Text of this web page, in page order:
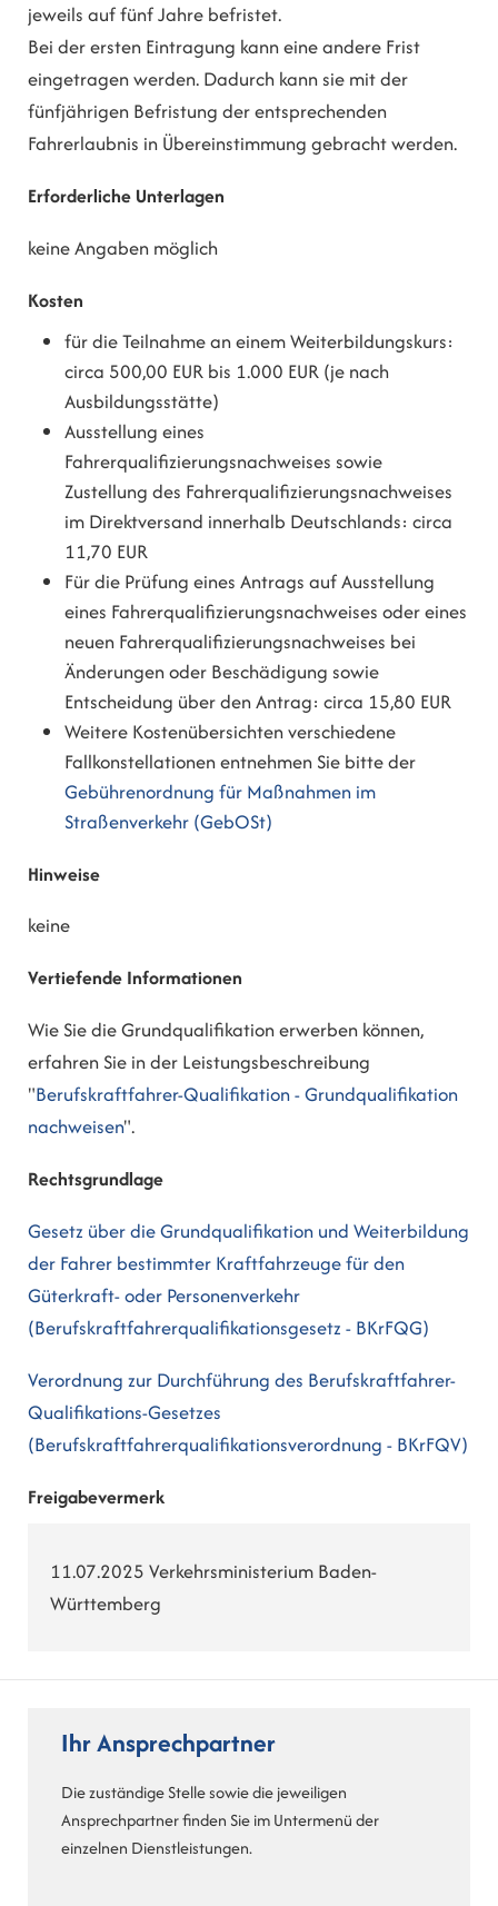
jeweils auf fünf Jahre befristet.
Bei der ersten Eintragung kann eine andere Frist
eingetragen werden. Dadurch kann sie mit der
fünfjährigen Befristung der entsprechenden
Fahrerlaubnis in Übereinstimmung gebracht werden.
Erforderliche Unterlagen
keine Angaben möglich
Kosten
für die Teilnahme an einem Weiterbildungskurs:
circa 500,00 EUR bis 1.000 EUR (je nach
Ausbildungsstätte)
Ausstellung eines
Fahrerqualifizierungsnachweises sowie
Zustellung des Fahrerqualifizierungsnachweises
im Direktversand innerhalb Deutschlands: circa
11,70 EUR
Für die Prüfung eines Antrags auf Ausstellung
eines Fahrerqualifizierungsnachweises oder eines
neuen Fahrerqualifizierungsnachweises bei
Änderungen oder Beschädigung sowie
Entscheidung über den Antrag: circa 15,80 EUR
Weitere Kostenübersichten verschiedene
Fallkonstellationen entnehmen Sie bitte der
Gebührenordnung für Maßnahmen im
Straßenverkehr (GebOSt)
Hinweise
keine
Vertiefende Informationen
Wie Sie die Grundqualifikation erwerben können,
erfahren Sie in der Leistungsbeschreibung
"Berufskraftfahrer-Qualifikation - Grundqualifikation
nachweisen".
Rechtsgrundlage
Gesetz über die Grundqualifikation und Weiterbildung
der Fahrer bestimmter Kraftfahrzeuge für den
Güterkraft- oder Personenverkehr
(Berufskraftfahrerqualifikationsgesetz - BKrFQG)
Verordnung zur Durchführung des Berufskraftfahrer-
Qualifikations-Gesetzes
(Berufskraftfahrerqualifikationsverordnung - BKrFQV)
Freigabevermerk
11.07.2025 Verkehrsministerium Baden-
Württemberg
Ihr Ansprechpartner
Die zuständige Stelle sowie die jeweiligen
Ansprechpartner finden Sie im Untermenü der
einzelnen Dienstleistungen.